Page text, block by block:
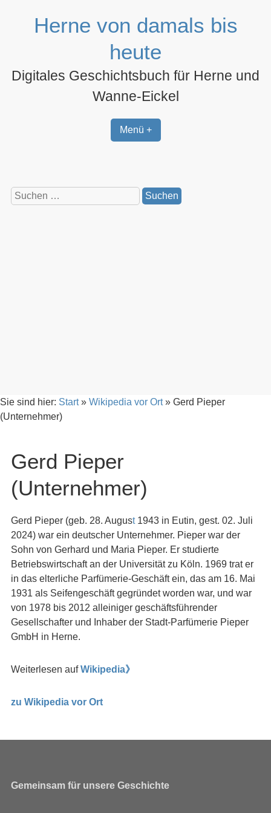
springenHerne von damals bis
heute
Digitales Geschichtsbuch für Herne und
Wanne-Eickel
Menü +
Suchen
nach:
Sie sind hier: Start» Wikipedia vor Ort» Gerd Pieper
(Unternehmer)
Gerd Pieper
(Unternehmer)
Gerd Pieper (geb. 28. August1943 in Eutin, gest. 02. Juli
2024) war ein deutscher Unternehmer. Pieper war der
Sohn von Gerhard und Maria Pieper. Er studierte
Betriebswirtschaft an der Universität zu Köln. 1969 trat er
in das elterliche Parfümerie-Geschäft ein, das am 16. Mai
1931 als Seifengeschäft gegründet worden war, und war
von 1978 bis 2012 alleiniger geschäftsführender
Gesellschafter und Inhaber der Stadt-Parfümerie Pieper
GmbH in Herne.
Weiterlesen aufWikipedia》
zu Wikipedia vor Ort
Gemeinsam für unsere Geschichte